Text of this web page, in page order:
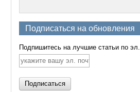
Подписаться на обновления
Подпишитесь на лучшие статьи по